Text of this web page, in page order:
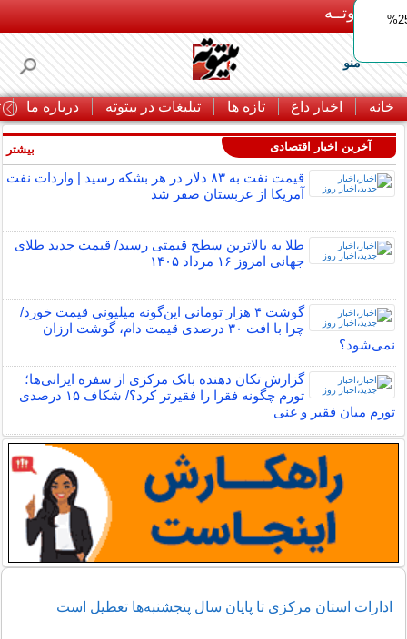
بـیتوتــه
منو
خانه اخبار داغ تازه ها تبلیغات در بیتوته درباره ما
ایمپلنت اقساطی با ضمانت مادام‌العمر+ 25%
آخرین اخبار اقتصادی
قیمت نفت به ۸۳ دلار در هر بشکه رسید | واردات نفت
آمریکا از عربستان صفر شد
طلا به بالاترین سطح قیمتی رسید/ قیمت جدید طلای
جهانی امروز ۱۶ مرداد ۱۴۰۵
گوشت ۴ هزار تومانی این‌گونه میلیونی قیمت خورد/
چرا با افت ۳۰ درصدی قیمت دام، گوشت ارزان
نمی‌شود؟
گزارش تکان‌ دهنده بانک مرکزی از سفره ایرانی‌ها؛
تورم چگونه فقرا را فقیرتر کرد؟/ شکاف ۱۵ درصدی
تورم میان فقیر و غنی
بیشتر
ادارات استان مرکزی تا پایان سال پنجشنبه‌ها تعطیل است